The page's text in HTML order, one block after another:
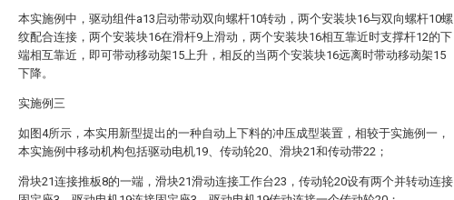
本实施例中，驱动组件a13启动带动双向螺杆10转动，两个安装块16与双向螺杆10螺
纹配合连接，两个安装块16在滑杆9上滑动，两个安装块16相互靠近时支撑杆12的下
端相互靠近，即可带动移动架15上升，相反的当两个安装块16远离时带动移动架15
下降。
实施例三
如图4所示，本实用新型提出的一种自动上下料的冲压成型装置，相较于实施例一，
本实施例中移动机构包括驱动电机19、传动轮20、滑块21和传动带22；
滑块21连接推板8的一端，滑块21滑动连接工作台23，传动轮20设有两个并转动连接